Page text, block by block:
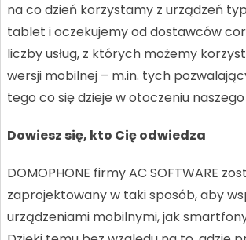
na co dzień korzystamy z urządzeń
tablet i oczekujemy od dostawców
liczby usług, z których możemy
wersji mobilnej – m.in. tych
tego co się dzieje w otoczeniu
Dowiesz się, kto Cię odwiedza
DOMOPHONE firmy AC SOFTWARE
zaprojektowany w taki sposób, aby
urządzeniami mobilnymi, jak